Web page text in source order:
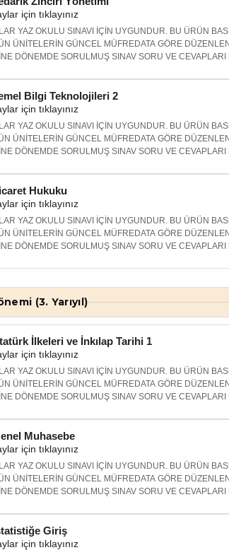
için tıklayınız
YAZ OKULU SINAVI İÇİN UYGUNDUR. BU ÜRÜN
ÜNİTELERİN GÜNCEL MÜFREDATA GÖRE
DÖNEMDE SORULMUŞ SINAV SORU VE
Bilgi Teknolojileri 2
için tıklayınız
YAZ OKULU SINAVI İÇİN UYGUNDUR. BU ÜRÜN
ÜNİTELERİN GÜNCEL MÜFREDATA GÖRE
DÖNEMDE SORULMUŞ SINAV SORU VE
Hukuku
için tıklayınız
YAZ OKULU SINAVI İÇİN UYGUNDUR. BU ÜRÜN
ÜNİTELERİN GÜNCEL MÜFREDATA GÖRE
DÖNEMDE SORULMUŞ SINAV SORU VE
(3. Yarıyıl)
İlkeleri ve İnkılap Tarihi 1
için tıklayınız
YAZ OKULU SINAVI İÇİN UYGUNDUR. BU ÜRÜN
ÜNİTELERİN GÜNCEL MÜFREDATA GÖRE
DÖNEMDE SORULMUŞ SINAV SORU VE
Muhasebe
için tıklayınız
YAZ OKULU SINAVI İÇİN UYGUNDUR. BU ÜRÜN
ÜNİTELERİN GÜNCEL MÜFREDATA GÖRE
DÖNEMDE SORULMUŞ SINAV SORU VE
Giriş
için tıklayınız